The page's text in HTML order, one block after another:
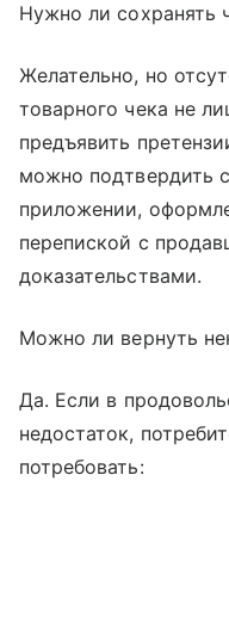
Нужно ли сохранять
Желательно, но
товарного чека не
предъявить
можно подтвердить
приложении,
перепиской с
доказательствами.
Можно ли вернуть
Да. Если в
недостаток,
потребовать: